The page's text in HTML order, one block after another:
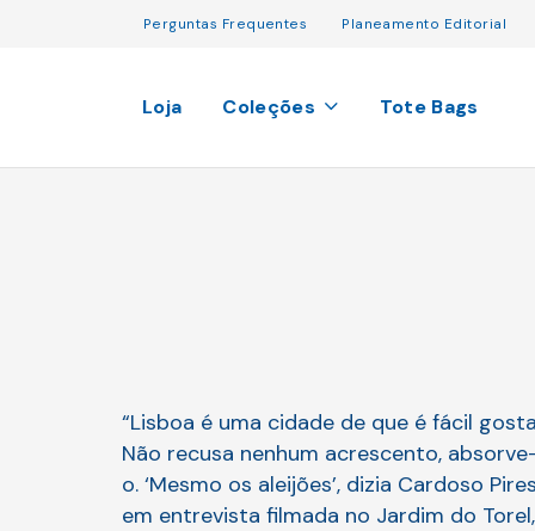
Perguntas Frequentes Planeamento Editorial
Loja Coleções Tote Bags
“Lisboa é uma cidade de que é fácil
Não recusa nenhum acrescento,
o. ‘Mesmo os aleijões’, dizia Cardoso
em entrevista filmada no Jardim do Torel,